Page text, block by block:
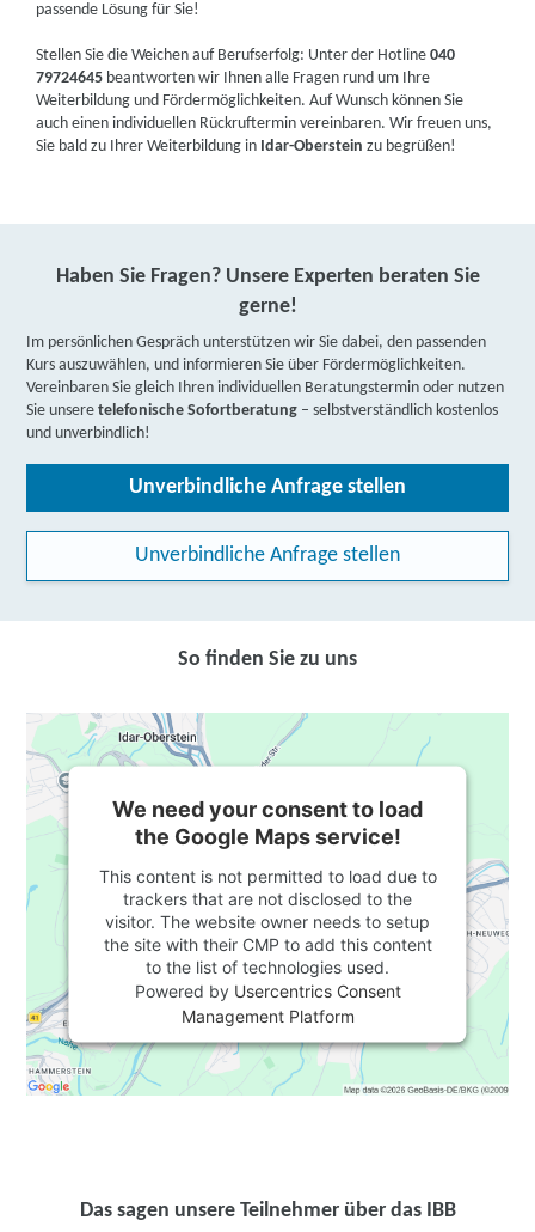
passende Lösung für Sie!
Stellen Sie die Weichen auf Berufserfolg: Unter der Hotline040
79724645 beantworten wir Ihnen alle Fragen rund um Ihre
Weiterbildung und Fördermöglichkeiten. Auf Wunsch können Sie
auch einen individuellen Rückruftermin vereinbaren. Wir freuen uns,
Sie bald zu Ihrer Weiterbildung in Idar-Oberstein zu begrüßen!
Haben Sie Fragen? Unsere Experten beraten Sie
gerne!
Im persönlichen Gespräch unterstützen wir Sie dabei, den passenden
Kurs auszuwählen, und informieren Sie über Fördermöglichkeiten.
Vereinbaren Sie gleich Ihren individuellen Beratungstermin oder nutzen
Sie unseretelefonische Sofortberatung – selbstverständlich kostenlos
und unverbindlich!
Unverbindliche Anfrage stellen
Unverbindliche Anfrage stellen
So finden Sie zu uns
We need your consent to load
the Google Maps service!
This content is not permitted to load due to
trackers that are not disclosed to the
visitor. The website owner needs to setup
the site with their CMP to add this content
to the list of technologies used.
Powered by Usercentrics Consent
Management Platform
Das sagen unsere Teilnehmer über das IBB